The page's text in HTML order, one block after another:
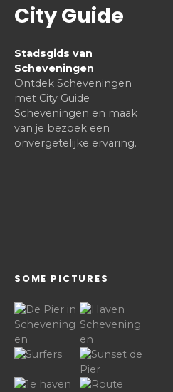
City Guide
Stadsgids van
Scheveningen
Ontdek Scheveningen
met City Guide
Scheveningen en maak
van je bezoek een
onvergetelijke ervaring.
SOME PICTURES